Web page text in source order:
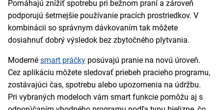
Pomáhajú znížiť spotrebu pri bežnom praní a zároveň
podporujú šetrnejšie používanie pracích prostriedkov. V
kombinácii so správnym dávkovaním tak môžete
dosiahnuť dobrý výsledok bez zbytočného plytvania.
Moderné smart práčky posúvajú pranie na novú úroveň.
Cez aplikáciu môžete sledovať priebeh pracieho programu,
zostávajúci čas, spotrebu alebo upozornenia na údržbu.
Pri vybraných modeloch vám smart funkcie pomôžu aj s